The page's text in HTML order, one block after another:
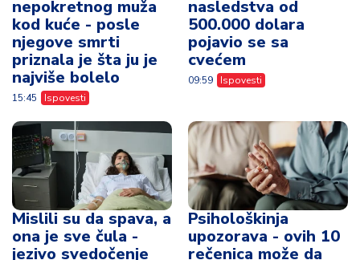
Mislili su da spava, a
ona je sve čula -
jezivo svedočenje
žene koja je bila
svesna tokom kome
13:54 Ispovesti
Psihološkinja
upozorava - ovih 10
uništi i najjaču vezu
10:51 Ispovesti
Vidi sve vesti